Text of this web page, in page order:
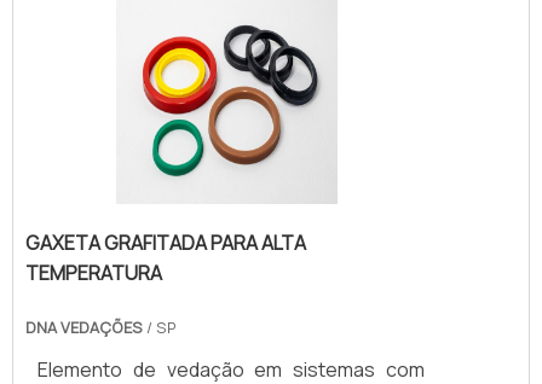
fundamental para preveniros
gotejamentos e a perda de pressão. É
utilizada, preferencialmente, em sistemas
pneumáticose hidráulicos, onde as
condições de trabalho apresentadas são
GAXETA GRAFITADA PARA ALTA
TEMPERATURA
DNA VEDAÇÕES / SP
Elemento de vedação em sistemas com